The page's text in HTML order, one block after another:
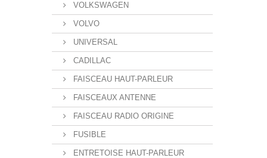
VOLKSWAGEN
VOLVO
UNIVERSAL
CADILLAC
FAISCEAU HAUT-PARLEUR
FAISCEAUX ANTENNE
FAISCEAU RADIO ORIGINE
FUSIBLE
ENTRETOISE HAUT-PARLEUR